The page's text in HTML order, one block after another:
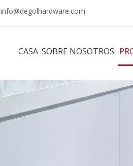
info@degolhardware.com
CASA SOBRE NOSOTROS